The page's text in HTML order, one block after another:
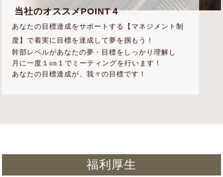
当社のオススメPOINT４
あなたの目標達成をサポートする【マネジメント制
度】で着実に目標を達成して夢を掴もう！
幹部レベルがあなたの夢・目標をしっかり理解し
月に一度１on１でミーティングを行います！
あなたの目標達成が、我々の目標です！
福利厚生